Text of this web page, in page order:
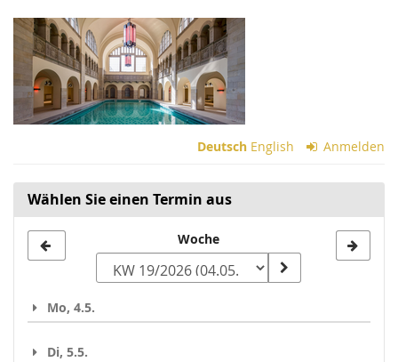
Zum
Haupt-
Inhalt
springen
Deutsch English Anmelden
Wählen Sie einen Termin aus
zur
auswählen
Woche
Mo, 4.5.
Di, 5.5.